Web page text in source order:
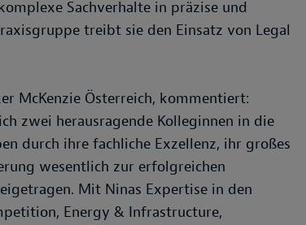
Sachverhalte in präzise und
treibt sie den Einsatz von Legal
McKenzie Österreich, kommentiert:
zwei herausragende Kolleginnen in die
durch ihre fachliche Exzellenz, ihr großes
wesentlich zur erfolgreichen
Mit Ninas Expertise in den
Energy & Infrastructure,